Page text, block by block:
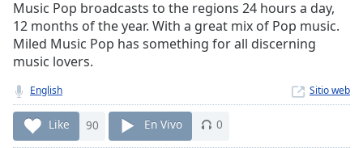
Stream
TypeLIVE
Seek to
live,
currently
behind
live LIVE
Remaining
Time-
Music Pop broadcasts to the regions 24 hours a day,
12 months of the year. With a great mix of Pop music.
Miled Music Pop has something for all discerning
music lovers.
English Sitio web
Like 90 En Vivo 0